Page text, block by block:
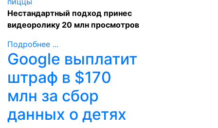
Нестандартный подход принес
видеоролику 20 млн просмотров
Подробнее ...
Google выплатит
штраф в $170
млн за сбор
данных о детях